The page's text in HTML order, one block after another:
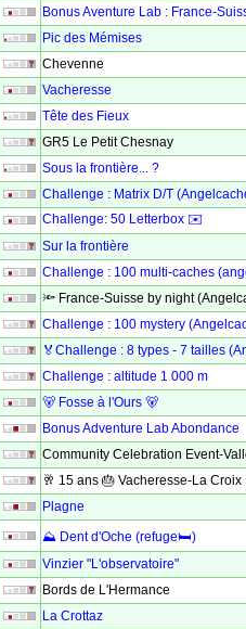
Bonus Aventure Lab : France-
Pic des Mémises
Chevenne
Vacheresse
Tête des Fieux
GR5 Le Petit Chesnay
Sous la frontière... ?
Challenge : Matrix D/T
Challenge: 50 Letterbox ✉️
Sur la frontière
Challenge : 100 multi-caches
🔦 France-Suisse by night
Challenge : 100 mystery
🏅Challenge : 8 types - 7 tailles
Challenge : altitude 1 000 m
🐻 Fosse à l'Ours 🐻
Bonus Adventure Lab Abondance
Community Celebration Event-
🥂 15 ans 🎂 Vacheresse-La Croix
Plagne
⛰ Dent d'Oche (refuge🛏)
Vinzier "L'observatoire"
Bords de L'Hermance
La Crottaz